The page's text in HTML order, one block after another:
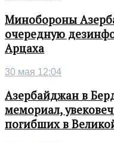
Минобороны
очередную
Арцаха
30 мая 12:04
Азербайджан в
мемориал,
погибших в